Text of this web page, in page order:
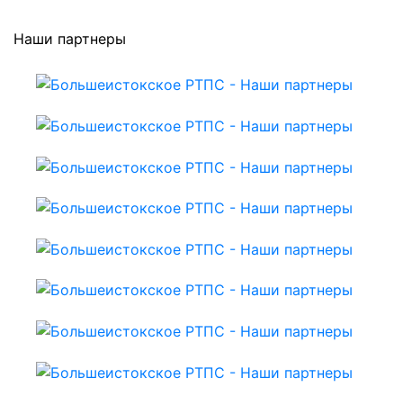
Наши партнеры